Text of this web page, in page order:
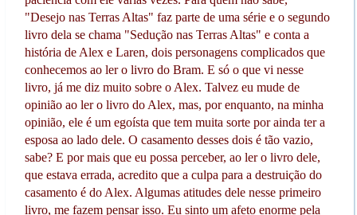
"Desejo nas Terras Altas" faz parte de uma série e o segundo
livro dela se chama "Sedução nas Terras Altas" e conta a
história de Alex e Laren, dois personagens complicados que
conhecemos ao ler o livro do Bram. E só o que vi nesse
livro, já me diz muito sobre o Alex. Talvez eu mude de
opinião ao ler o livro do Alex, mas, por enquanto, na minha
opinião, ele é um egoísta que tem muita sorte por ainda ter a
esposa ao lado dele. O casamento desses dois é tão vazio,
sabe? E por mais que eu possa perceber, ao ler o livro dele,
que estava errada, acredito que a culpa para a destruição do
casamento é do Alex. Algumas atitudes dele nesse primeiro
livro, me fazem pensar isso. Eu sinto um afeto enorme pela